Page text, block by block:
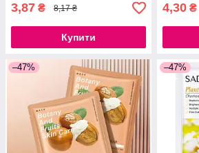
3,87 ₴ 8,17 ₴
Купити
4,30 ₴
–47% –47%